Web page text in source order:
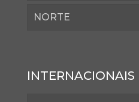
NORTE
INTERNACIONAIS